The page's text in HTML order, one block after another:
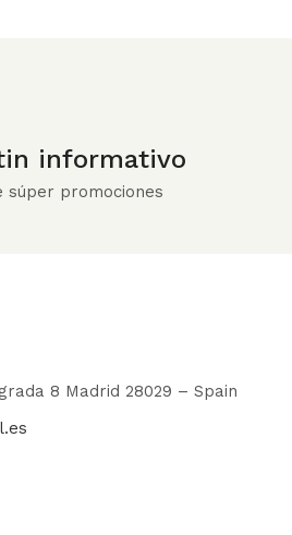
informativo
súper promociones
8 Madrid 28029 – Spain